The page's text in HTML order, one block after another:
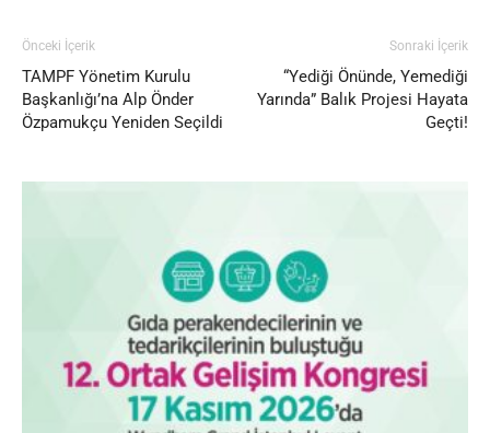
Önceki İçerik
TAMPF Yönetim Kurulu
Başkanlığı’na Alp Önder
Özpamukçu Yeniden Seçildi
Sonraki İçerik
“Yediği Önünde, Yemediği
Yarında” Balık Projesi Hayata
Geçti!